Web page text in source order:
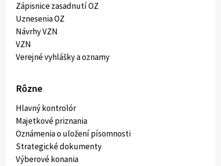
Zápisnice zasadnutí OZ
Uznesenia OZ
Návrhy VZN
VZN
Verejné vyhlášky a oznamy
Rôzne
Hlavný kontrolór
Majetkové priznania
Oznámenia o uložení písomnosti
Strategické dokumenty
Výberové konania